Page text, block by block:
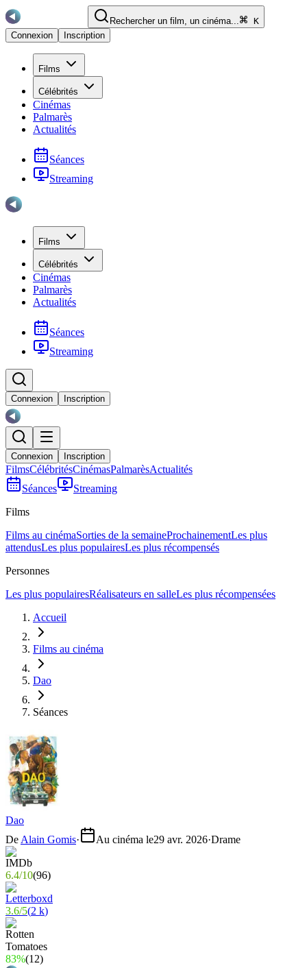
Rechercher un film, un cinéma...
K
Connexion
Inscription
Films
Célébrités
Cinémas
Palmarès
Actualités
Séances
Streaming
Films
Célébrités
Cinémas
Palmarès
Actualités
Séances
Streaming
Connexion Inscription
Connexion Inscription
FilmsCélébritésCinémasPalmarèsActualités
Séances
Streaming
Films
Films au cinémaSorties de la semaineProchainementLes plus
attendusLes plus populairesLes plus récompensés
Personnes
Les plus populairesRéalisateurs en salleLes plus récompensées
Accueil
Films au cinéma
Dao
Séances
Dao
De Alain Gomis· Au cinéma le29 avr. 2026·Drame
6.4/10(96)
3.6/5(2 k)
83%(12)